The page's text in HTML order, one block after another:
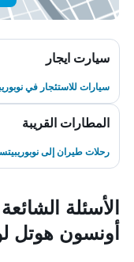
سيارت ايجار
سيارات للاستئجار في
المطارات القريبة
رحلات طيران إلى
الأسئلة
أونسون هوتل